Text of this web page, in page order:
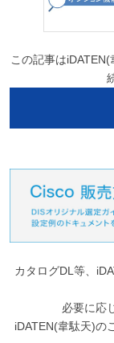
この記事は
カタログDL等、
必要に応
iDATEN(韋駄天)の